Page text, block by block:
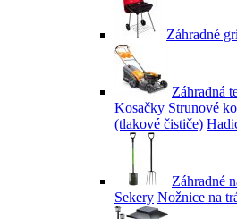
Záhradné
Záhradná
Kosačky Strunové
(tlakové čističe)
Záhradné
Sekery Nožnice na